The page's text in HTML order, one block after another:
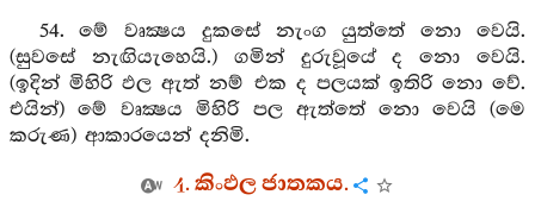
54. මේ වෘක්‍ෂය දුකසේ නැංග යුත්තේ නො වෙයි.
(සුවසේ නැඟියැහෙයි.) ගමින් දුරුවූයේ ද නො වෙයි.
(ඉදින් මිහිරි ඵල ඇත් නම් එක ද පලයක් ඉතිරි නො වේ.
එයින්) මේ වෘක්‍ෂය මිහිරි පල ඇත්තේ නො වෙයි (මෙ
කරුණ) ආකාරයෙන් දනිමි.
4. කිංඵල ජාතකය.